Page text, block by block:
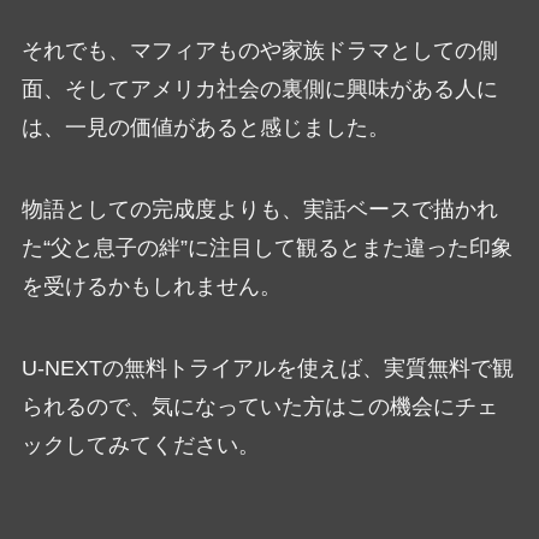
それでも、マフィアものや家族ドラマとしての側
面、そしてアメリカ社会の裏側に興味がある人に
は、一見の価値があると感じました。
物語としての完成度よりも、実話ベースで描かれ
た“父と息子の絆”に注目して観るとまた違った印象
を受けるかもしれません。
U-NEXTの無料トライアルを使えば、実質無料で観
られるので、気になっていた方はこの機会にチェ
ックしてみてください。